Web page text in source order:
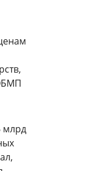
млрд